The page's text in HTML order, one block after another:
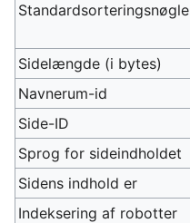
Standardsorteringsnøgle
Sidelængde (i bytes)
Navnerum-id
Side-ID
Sprog for sideindholdet
Sidens indhold er
Indeksering af robotter